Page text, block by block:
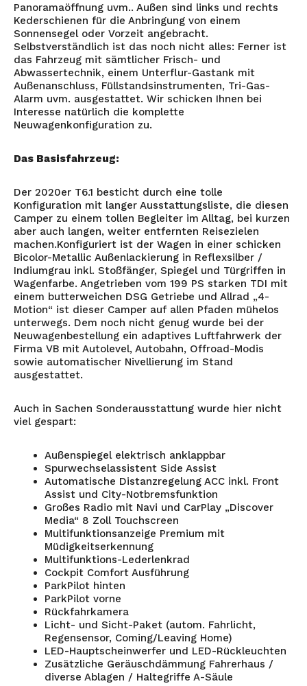
Panoramaöffnung uvm.. Außen sind links und rechts
Kederschienen für die Anbringung von einem
Sonnensegel oder Vorzeit angebracht.
Selbstverständlich ist das noch nicht alles: Ferner ist
das Fahrzeug mit sämtlicher Frisch- und
Abwassertechnik, einem Unterflur-Gastank mit
Außenanschluss, Füllstandsinstrumenten, Tri-Gas-
Alarm uvm. ausgestattet. Wir schicken Ihnen bei
Interesse natürlich die komplette
Neuwagenkonfiguration zu.
Das Basisfahrzeug:
Der 2020er T6.1 besticht durch eine tolle
Konfiguration mit langer Ausstattungsliste, die diesen
Camper zu einem tollen Begleiter im Alltag, bei kurzen
aber auch langen, weiter entfernten Reisezielen
machen.Konfiguriert ist der Wagen in einer schicken
Bicolor-Metallic Außenlackierung in Reflexsilber /
Indiumgrau inkl. Stoßfänger, Spiegel und Türgriffen in
Wagenfarbe. Angetrieben vom 199 PS starken TDI mit
einem butterweichen DSG Getriebe und Allrad „4-
Motion“ ist dieser Camper auf allen Pfaden mühelos
unterwegs. Dem noch nicht genug wurde bei der
Neuwagenbestellung ein adaptives Luftfahrwerk der
Firma VB mit Autolevel, Autobahn, Offroad-Modis
sowie automatischer Nivellierung im Stand
ausgestattet.
Auch in Sachen Sonderausstattung wurde hier nicht
viel gespart:
Außenspiegel elektrisch anklappbar
Spurwechselassistent Side Assist
Automatische Distanzregelung ACC inkl. Front
Assist und City-Notbremsfunktion
Großes Radio mit Navi und CarPlay „Discover
Media“ 8 Zoll Touchscreen
Multifunktionsanzeige Premium mit
Müdigkeitserkennung
Multifunktions-Lederlenkrad
Cockpit Comfort Ausführung
ParkPilot hinten
ParkPilot vorne
Rückfahrkamera
Licht- und Sicht-Paket (autom. Fahrlicht,
Regensensor, Coming/Leaving Home)
LED-Hauptscheinwerfer und LED-Rückleuchten
Zusätzliche Geräuschdämmung Fahrerhaus /
diverse Ablagen / Haltegriffe A-Säule